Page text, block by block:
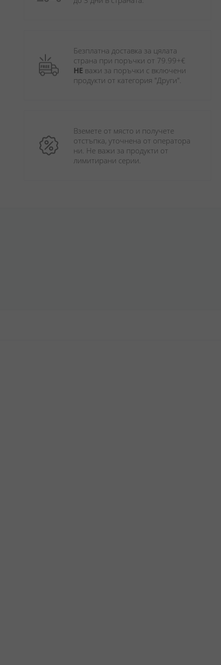
Безплатна доставка за цялата
НЕ важи за поръчки с включени
продукти от категория "Други".
Вземете от място и получете
отстъпка, уточнена от оператора
ни. Не важи за продукти от
лимитирани серии.